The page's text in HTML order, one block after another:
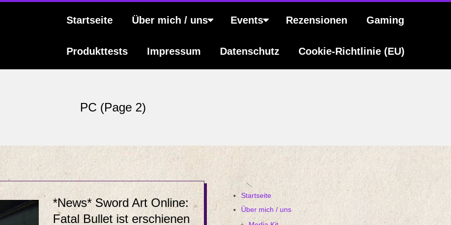
Startseite Über mich / uns Events Rezensionen Gaming
Produkttests Impressum Datenschutz Cookie-Richtlinie (EU)
PC (Page 2)
*News* Sword Art Online:
Fatal Bullet ist erschienen
Startseite
Über mich / uns